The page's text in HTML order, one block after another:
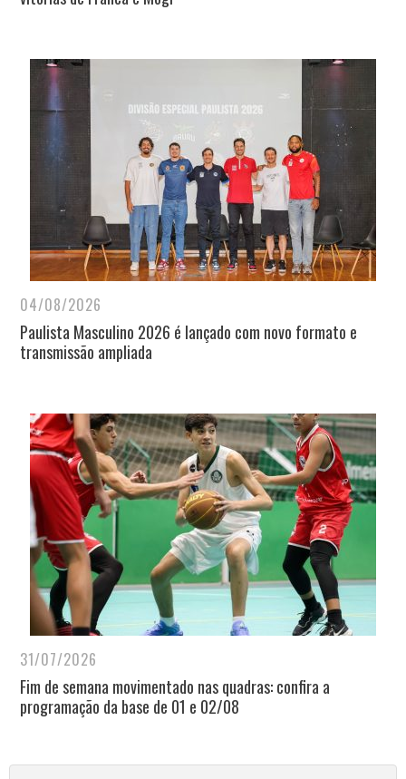
04/08/2026
Paulista Masculino 2026 é lançado com novo formato e
transmissão ampliada
31/07/2026
Fim de semana movimentado nas quadras: confira a
programação da base de 01 e 02/08